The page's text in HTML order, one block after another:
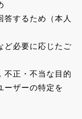
するため（本人
ど必要に応じたご
不正・不当な目的
ーザーの特定を